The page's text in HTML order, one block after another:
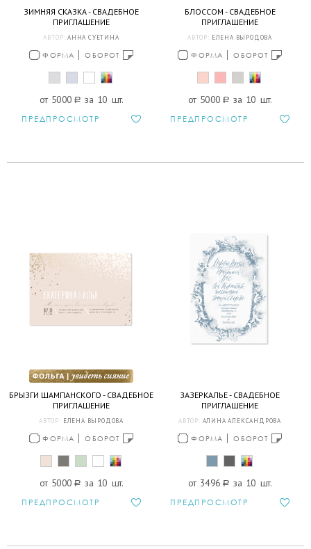
ЗИМНЯЯ СКАЗКА - СВАДЕБНОЕ
ПРИГЛАШЕНИЕ
АВТОР: АННА СУЕТИНА
ФОРМА ОБОРОТ
от 5000 a за 10 шт.
ПРЕДПРОСМОТР
БЛОССОМ - СВАДЕБНОЕ
ПРИГЛАШЕНИЕ
АВТОР: ЕЛЕНА ВЫРОДОВА
ФОРМА ОБОРОТ
от 5000 a за 10 шт.
ПРЕДПРОСМОТР
БРЫЗГИ ШАМПАНСКОГО - СВАДЕБНОЕ
ПРИГЛАШЕНИЕ
АВТОР: ЕЛЕНА ВЫРОДОВА
ФОРМА ОБОРОТ
от 5000 a за 10 шт.
ПРЕДПРОСМОТР
ЗАЗЕРКАЛЬЕ - СВАДЕБНОЕ
ПРИГЛАШЕНИЕ
АВТОР: АЛИНА АЛЕКСАНДРОВА
ФОРМА ОБОРОТ
от 3496 a за 10 шт.
ПРЕДПРОСМОТР